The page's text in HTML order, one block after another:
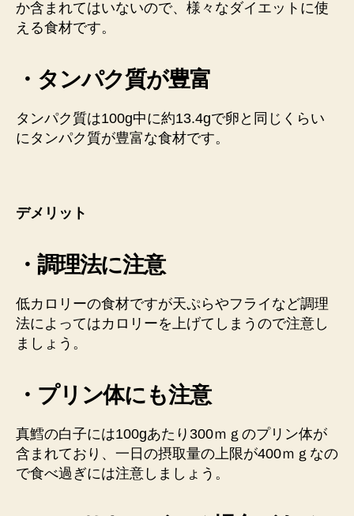
か含まれてはいないので、様々なダイエットに使
える食材です。
・タンパク質が豊富
タンパク質は100g中に約13.4gで卵と同じくらい
にタンパク質が豊富な食材です。
デメリット
・調理法に注意
低カロリーの食材ですが天ぷらやフライなど調理
法によってはカロリーを上げてしまうので注意し
ましょう。
・プリン体にも注意
真鱈の白子には100gあたり300ｍｇのプリン体が
含まれており、一日の摂取量の上限が400ｍｇなの
で食べ過ぎには注意しましょう。